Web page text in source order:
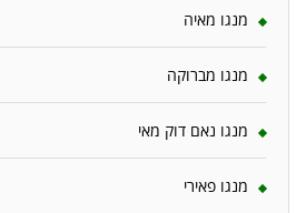
מנגו מאיה
מנגו מברוקה
מנגו נאם דוק מאי
מנגו פאירי